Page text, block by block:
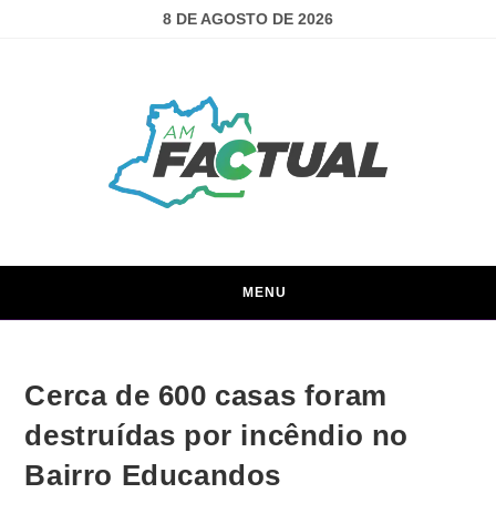
8 DE AGOSTO DE 2026
MENU
Cerca de 600 casas foram
destruídas por incêndio no
Bairro Educandos